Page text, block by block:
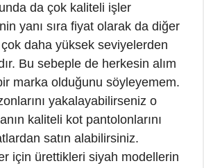
da çok kaliteli işler
yanı sıra fiyat olarak da diğer
daha yüksek seviyelerden
Bu sebeple de herkesin alım
marka olduğunu söyleyemem.
yakalayabilirseniz o
kaliteli kot pantolonlarını
satın alabilirsiniz.
için ürettikleri siyah modellerin